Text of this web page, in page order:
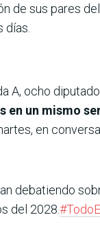
de sus pares del
días.
A, ocho
en un mismo
en
debatiendo
del 2028.